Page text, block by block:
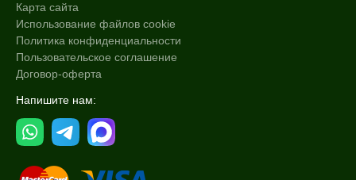
Карта сайта
Использование файлов cookie
Политика конфиденциальности
Пользовательское соглашение
Договор-оферта
Напишите нам: